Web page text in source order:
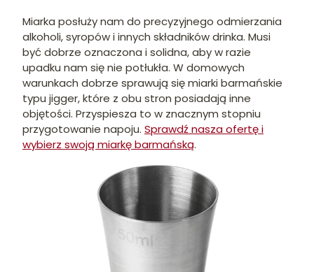
Miarka posłuży nam do precyzyjnego odmierzania
alkoholi, syropów i innych składników drinka. Musi
być dobrze oznaczona i solidna, aby w razie
upadku nam się nie potłukła. W domowych
warunkach dobrze sprawują się miarki barmańskie
typu jigger, które z obu stron posiadają inne
objętości. Przyspiesza to w znacznym stopniu
przygotowanie napoju. Sprawdź nasza ofertę i
wybierz swoją miarkę barmańską.